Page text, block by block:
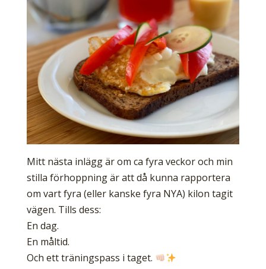
Mitt nästa inlägg är om ca fyra veckor och min
stilla förhoppning är att då kunna rapportera
om vart fyra (eller kanske fyra NYA) kilon tagit
vägen. Tills dess:
En dag.
En måltid.
Och ett träningspass i taget.